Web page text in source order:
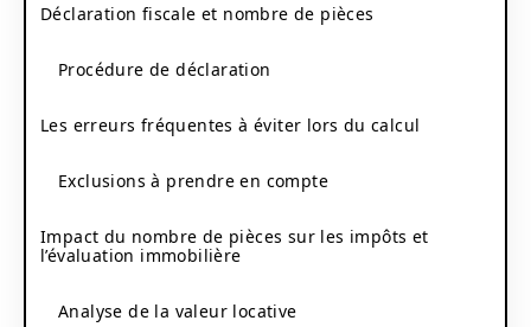
Déclaration fiscale et nombre de pièces
Procédure de déclaration
Les erreurs fréquentes à éviter lors du calcul
Exclusions à prendre en compte
Impact du nombre de pièces sur les impôts et
l’évaluation immobilière
Analyse de la valeur locative